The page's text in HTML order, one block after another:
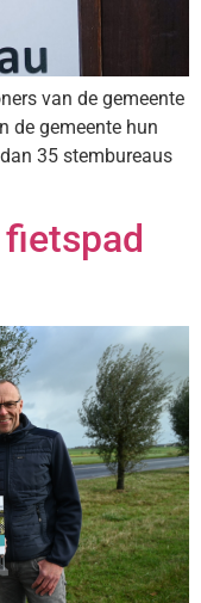
van de gemeente
de gemeente hun
35 stembureaus